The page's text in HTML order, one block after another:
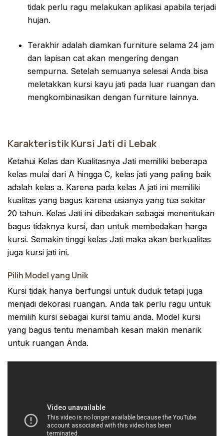
tidak perlu ragu melakukan aplikasi apabila terjadi
hujan.
Terakhir adalah diamkan furniture selama 24 jam
dan lapisan cat akan mengering dengan
sempurna. Setelah semuanya selesai Anda bisa
meletakkan kursi kayu jati pada luar ruangan dan
mengkombinasikan dengan furniture lainnya.
Karakteristik Kursi Jati di Lebak
Ketahui Kelas dan Kualitasnya Jati memiliki beberapa
kelas mulai dari A hingga C, kelas jati yang paling baik
adalah kelas a. Karena pada kelas A jati ini memiliki
kualitas yang bagus karena usianya yang tua sekitar
20 tahun. Kelas Jati ini dibedakan sebagai menentukan
bagus tidaknya kursi, dan untuk membedakan harga
kursi. Semakin tinggi kelas Jati maka akan berkualitas
juga kursi jati ini.
Pilih Model yang Unik
Kursi tidak hanya berfungsi untuk duduk tetapi juga
menjadi dekorasi ruangan. Anda tak perlu ragu untuk
memilih kursi sebagai kursi tamu anda. Model kursi
yang bagus tentu menambah kesan makin menarik
untuk ruangan Anda.